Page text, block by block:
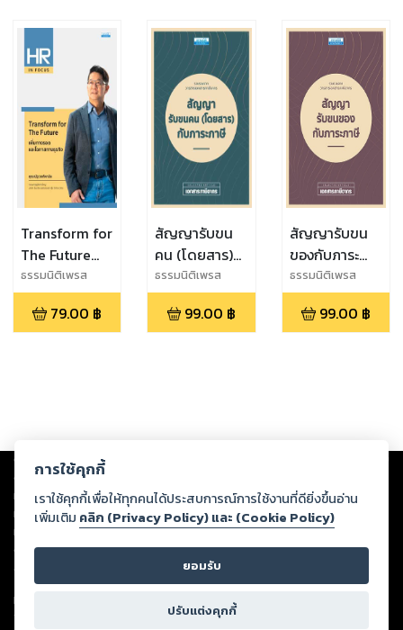
Transform for
The Future
เพิ่มทางรอด
และโอกาสทาง
ธุรกิจ
ธรรมนิติเพรส
79.00 ฿
สัญญารับขน
คน (โดยสาร)
กับภาระภาษี
ธรรมนิติเพรส
99.00 ฿
สัญญารับขน
ของกับภาระ
ภาษี
ธรรมนิติเพรส
99.00 ฿
Copyright © 2026
ต่อผลงานหรือเนื้อหาใดที่อัปโหลดผ่านเว็บไซต์และปรากฏว่าละเมิดสิทธิใน
ทรัพย์สินทางปัญญาของบุคคลอื่นหรือขัดต่อกฎหมายและศีลธรรม ดังนั้น ผู้อ่าน
ทุกท่านโปรดใช้วิจารณญาณในการกลั่นกรองด้วยตนเอง และหากท่านพบว่าส่วน
หนึ่งส่วนใดขัดต่อกฎหมายและศีลธรรม กรุณาแจ้งมายังบริษัท เพื่อทีมงานจะได้
ดำเนินการในทันที ทั้งนี้ ทางสตอรี่ล็อกขอสงวนลิขสิทธิ์ตามพระราชบัญญัติ
ลิขสิทธิ์ พ.ศ. 2537 (ฉบับล่าสุด)
For support: member@ookbee.com
Version
การใช้คุกกี้
เราใช้คุกกี้เพื่อให้ทุกคนได้ประสบการณ์การใช้งานที่ดียิ่งขึ้นอ่าน
เพิ่มเติม คลิก (Privacy Policy) และ (Cookie Policy)
ยอมรับ
ปรับแต่งคุกกี้